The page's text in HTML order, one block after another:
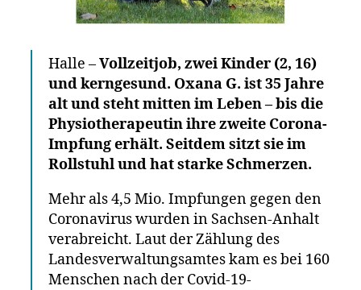
Halle –Vollzeitjob, zwei Kinder (2, 16)
und kerngesund. Oxana G. ist 35 Jahre
alt und steht mitten im Leben – bis die
Physiotherapeutin ihre zweite Corona-
Impfung erhält. Seitdem sitzt sie im
Rollstuhl und hat starke Schmerzen.
Mehr als 4,5 Mio. Impfungen gegen den
Coronavirus wurden in Sachsen-Anhalt
verabreicht. Laut der Zählung des
Landesverwaltungsamtes kam es bei 160
Menschen nach der Covid-19-